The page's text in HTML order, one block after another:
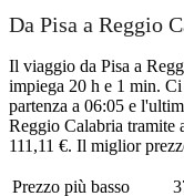
Da Pisa a Reggio
Il viaggio da Pisa a
impiega 20 h e 1 min.
partenza a 06:05 e
Reggio Calabria tramite
111,11 €. Il miglior
Prezzo più basso